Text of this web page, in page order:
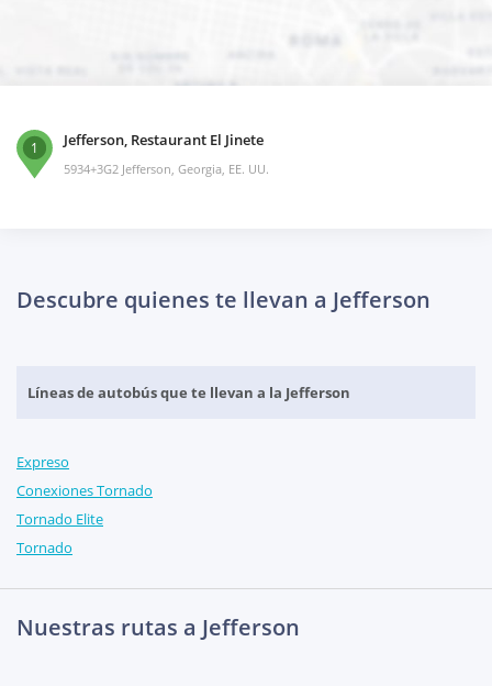
1 Jefferson, Restaurant El Jinete
5934+3G2 Jefferson, Georgia, EE. UU.
Descubre quienes te llevan a Jefferson
Líneas de autobús que te llevan a la Jefferson
Expreso
Conexiones Tornado
Tornado Elite
Tornado
Nuestras rutas a Jefferson